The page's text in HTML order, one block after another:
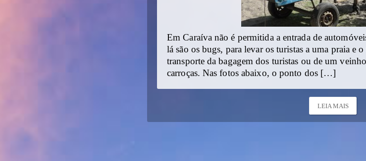
Em Caraíva não é permitida a entrada de
lá são os bugs, para levar os turistas a uma praia e
transporte da bagagem dos turistas ou de um
carroças. Nas fotos abaixo, o ponto dos […]
LEIA MAIS